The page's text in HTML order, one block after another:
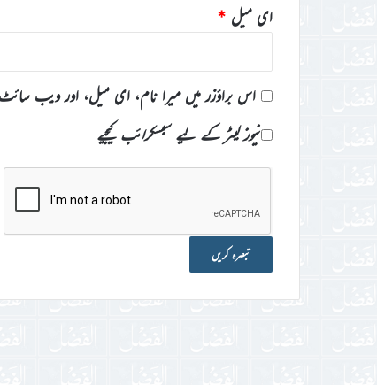
ای میل *
اس براؤزر میں میرا نام، ای میل، اور ویب
نیوز لیٹر کے لیے سبسکرائب کیجیے